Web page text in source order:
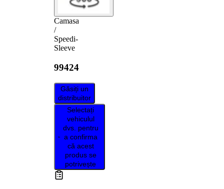
Camasa
/
Speedi-
Sleeve
99424
Găsiți un
distribuitor
Selectați
vehiculul
dvs. pentru
a confirma
că acest
produs se
potrivește